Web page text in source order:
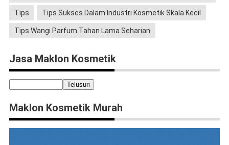
Tips Tips Sukses Dalam Industri Kosmetik Skala Kecil
Tips Wangi Parfum Tahan Lama Seharian
Jasa Maklon Kosmetik
Maklon Kosmetik Murah